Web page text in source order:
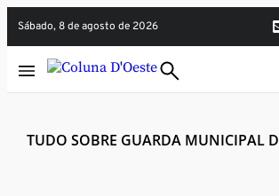
sábado, 8 de agosto de 2026
TUDO SOBRE GUARDA MUNICIPAL